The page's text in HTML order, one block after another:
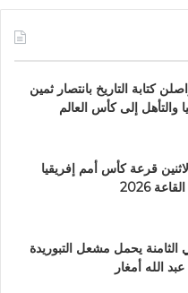
كتابة التاريخ بانتصار ثمين
والتأهل إلى كأس العالم
قرعة كأس أمم إفريقيا
2026
يحمل مشعل التبوريدة
الله أمغار